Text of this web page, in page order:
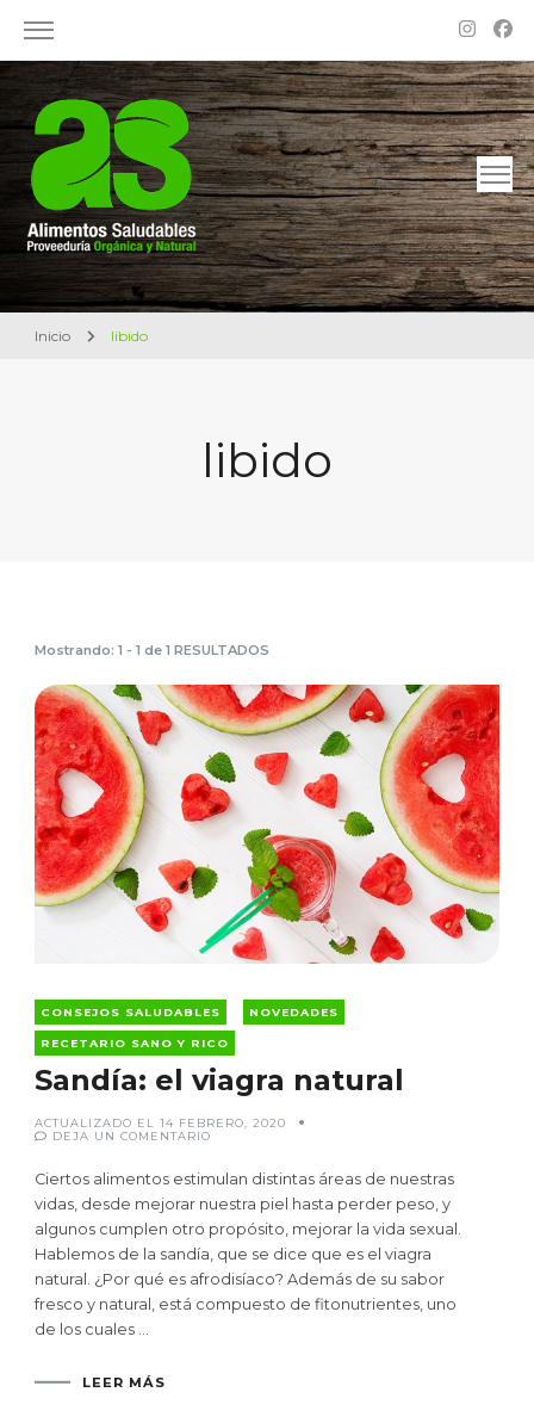
Alimentos Saludables – Dietética en Rosario
Proveeduría Orgánica y Natural
Inicio libido
libido
Mostrando: 1 - 1 de 1 RESULTADOS
CONSEJOS SALUDABLES NOVEDADES
RECETARIO SANO Y RICO
Sandía: el viagra natural
ACTUALIZADO EL 14 FEBRERO, 2020
DEJA UN COMENTARIOEN
VIAGRA
NATURAL
Ciertos alimentos estimulan distintas áreas de nuestras
vidas, desde mejorar nuestra piel hasta perder peso, y
algunos cumplen otro propósito, mejorar la vida sexual.
Hablemos de la sandía, que se dice que es el viagra
natural. ¿Por qué es afrodisíaco? Además de su sabor
fresco y natural, está compuesto de fitonutrientes, uno
de los cuales …
LEER MÁS